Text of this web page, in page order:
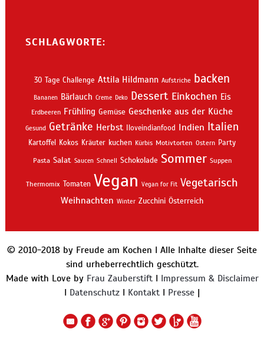
SCHLAGWORTE:
30 Tage Challenge Attila Hildmann Aufstriche backen
Bananen Bärlauch Creme Deko Dessert Einkochen Eis
Erdbeeren Frühling Gemüse Geschenke aus der Küche
Gesund Getränke Herbst Iloveindianfood Indien Italien
Kartoffel Kokos Kräuter kuchen Kürbis Motivtorten Ostern Party
Pasta Salat Saucen Schnell Schokolade Sommer Suppen
Thermomix Tomaten Vegan Vegan for Fit Vegetarisch
Weihnachten Winter Zucchini Österreich
© 2010-2018 by Freude am Kochen I Alle Inhalte dieser Seite
sind urheberrechtlich geschützt.
Made with Love by Frau ZauberstiftI Impressum & Disclaimer
I Datenschutz I KontaktI Presse |